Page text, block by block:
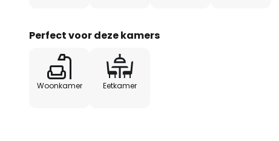
Perfect voor deze kamers
Woonkamer Eetkamer